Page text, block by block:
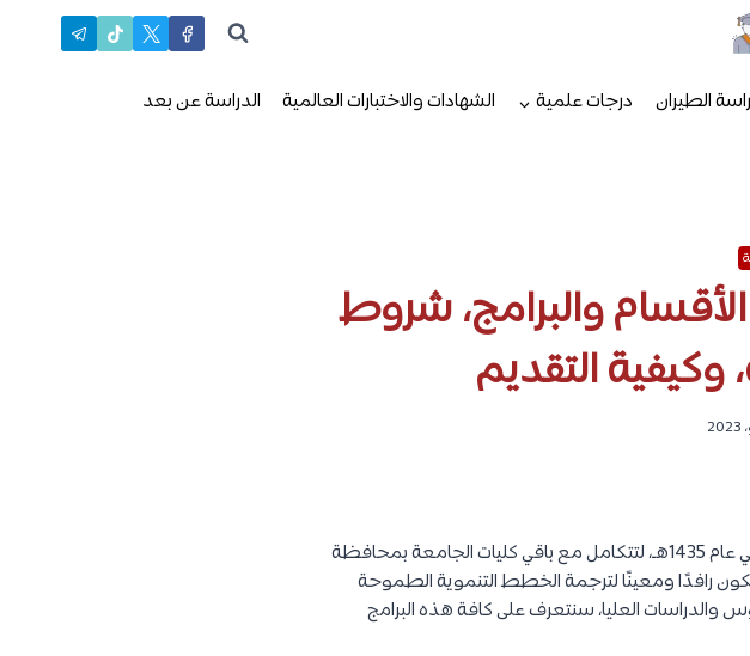
الطيران درجات علمية الشهادات والاختبارات العالمية الدراسة عن بعد
والبرامج، شروط
وكيفية التقديم
في عام 1435هـ، لتتكامل مع باقي كليات الجامعة بمحافظة
لتكون رافدًا ومعينًا لترجمة الخطط التنموية الطموحة
والدراسات العليا، سنتعرف على كافة هذه البرامج